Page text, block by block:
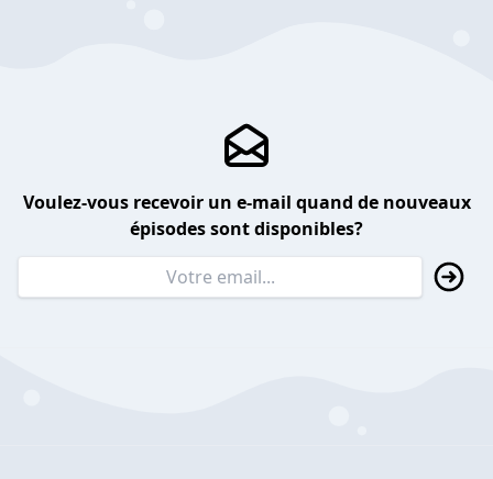
Voulez-vous recevoir un e-mail quand de nouveaux
épisodes sont disponibles?